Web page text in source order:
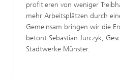
profitieren von weniger
mehr Arbeitsplätzen durch
Gemeinsam bringen wir die
betont Sebastian Jurczyk,
Stadtwerke Münster.